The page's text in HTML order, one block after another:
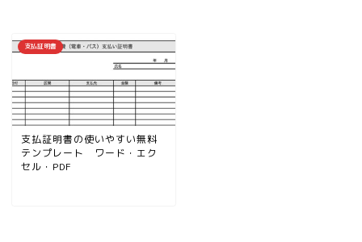
支払証明書
支払証明書の使いやすい無料
テンプレート ワード・エク
セル・PDF